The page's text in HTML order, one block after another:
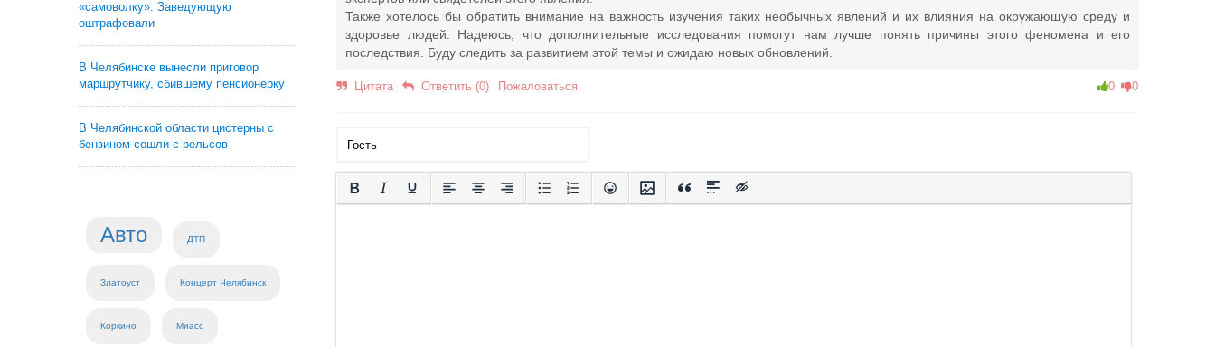
«самоволку». Заведующую
оштрафовали
В Челябинске вынесли приговор
маршрутчику, сбившему пенсионерку
В Челябинской области цистерны с
бензином сошли с рельсов
Авто ДТП
Златоуст Концерт Челябинск
Коркино Миасс
Также хотелось бы обратить внимание на важность изучения таких необычных явлений и их влияния на окружающую среду и
здоровье людей. Надеюсь, что дополнительные исследования помогут нам лучше понять причины этого феномена и его
последствия. Буду следить за развитием этой темы и ожидаю новых обновлений.
Цитата Ответить (0) Пожаловаться 0 0